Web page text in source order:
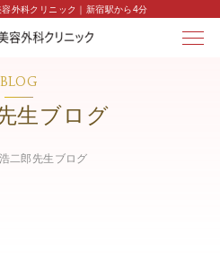
外科クリニック｜新宿駅から4分
BLOG
生ブログ
浩二郎先生ブログ